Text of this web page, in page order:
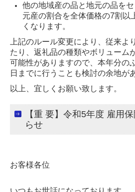
他の地域産の品と地元の品を
元産の割合を全体価格の7割以
くなります。
上記のルール変更により、従来よ
たり、返礼品の種類やボリューム
可能性がありますので、本年分の
日までに行うことも検討の余地が
以上、宜しくお願い致します。
【重 要】令和5年度 雇用
らせ
お客様各位